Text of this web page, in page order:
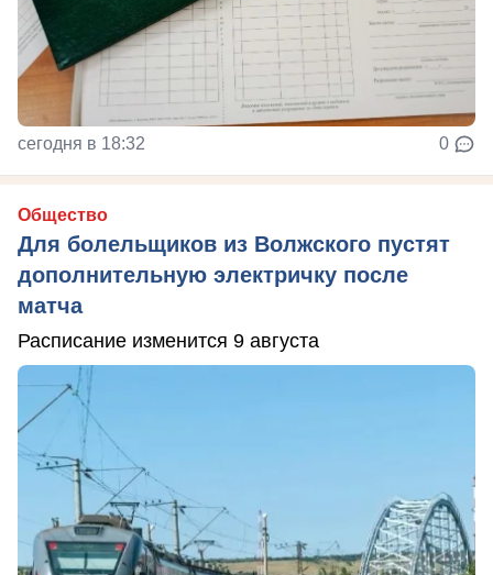
сегодня в 18:32 0
Общество
Для болельщиков из Волжского пустят
дополнительную электричку после
матча
Расписание изменится 9 августа